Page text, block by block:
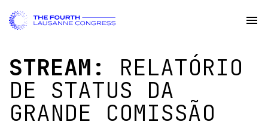
STREAM: RELATÓRIO
DE STATUS DA
GRANDE COMISSÃO